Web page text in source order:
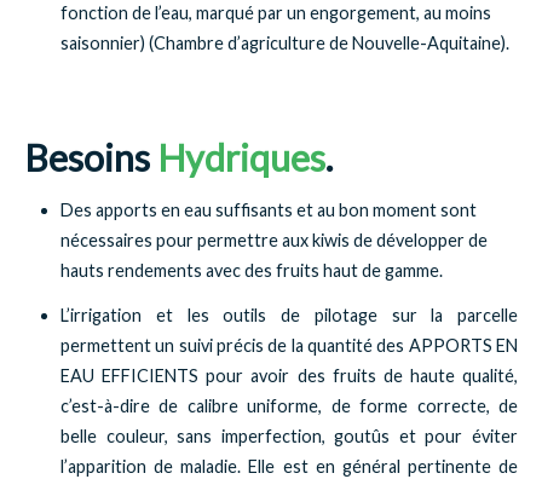
fonction de l’eau, marqué par un engorgement, au moins
saisonnier) (Chambre d’agriculture de Nouvelle-Aquitaine).
Besoins Hydriques.
Des apports en eau suffisants et au bon moment sont
nécessaires pour permettre aux kiwis de développer de
hauts rendements avec des fruits haut de gamme.
L’irrigation et les outils de pilotage sur la parcelle
permettent un suivi précis de la quantité des APPORTS EN
EAU EFFICIENTS pour avoir des fruits de haute qualité,
c’est-à-dire de calibre uniforme, de forme correcte, de
belle couleur, sans imperfection, goutûs et pour éviter
l’apparition de maladie. Elle est en général pertinente de